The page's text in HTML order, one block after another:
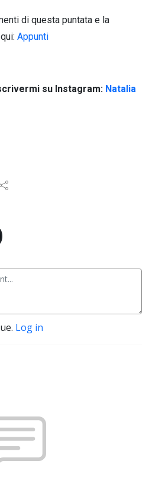
di questa puntata e la
Appunti
su Instagram: Natalia
Log in